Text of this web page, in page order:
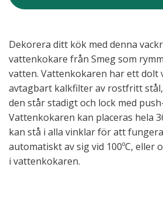
Dekorera ditt kök med denna
vattenkokare från Smeg som
vatten. Vattenkokaren har ett dolt
avtagbart kalkfilter av rostfritt
den står stadigt och lock med
Vattenkokaren kan placeras hela
kan stå i alla vinklar för att
automatiskt av sig vid 100ºC, eller
i vattenkokaren.